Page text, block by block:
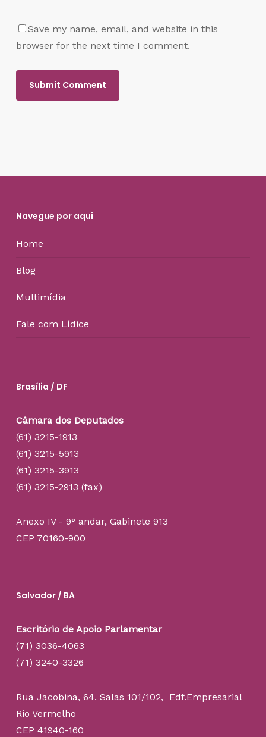
Save my name, email, and website in this
browser for the next time I comment.
Navegue por aqui
Home
Blog
Multimídia
Fale com Lídice
Brasília / DF
Câmara dos Deputados
(61) 3215-1913
(61) 3215-5913
(61) 3215-3913
(61) 3215-2913 (fax)
Anexo IV - 9° andar, Gabinete 913
CEP 70160-900
Salvador / BA
Escritório de Apoio Parlamentar
(71) 3036-4063
(71) 3240-3326
Rua Jacobina, 64. Salas 101/102, Edf.Empresarial
Rio Vermelho
CEP 41940-160